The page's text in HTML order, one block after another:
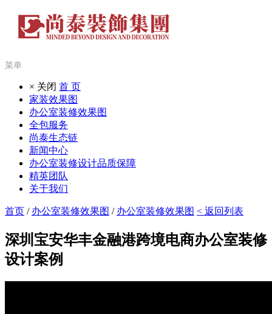
菜单
× 关闭 首 页
家装效果图
办公室装修效果图
全包服务
尚泰生态链
新闻中心
办公室装修设计品质保障
精英团队
关于我们
首页 / 办公室装修效果图 / 办公室装修效果图 < 返回列表
深圳宝安华丰金融港跨境电商办公室装修
设计案例